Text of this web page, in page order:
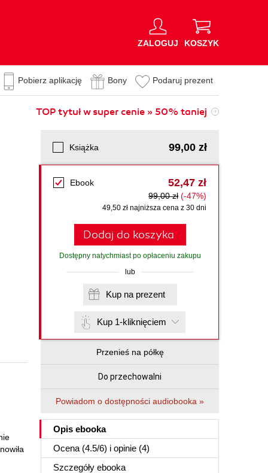
ZALOGUJ KOSZYK
Pobierz aplikację Bony Podaruj prezent
TOP tytuł w super cenie » 50% taniej
Książka 99,00 zł
Ebook 52,47 zł
99,00 zł (-47%)
49,50 zł najniższa cena z 30 dni
Dodaj do koszyka
Dostępny natychmiast po opłaceniu zakupu
lub
Kup na prezent
Kup 1-kliknięciem
Przenieś na półkę
Do przechowalni
Powiadom o dostępności audiobooka »
Opis ebooka
Ocena (4.5/6) i opinie (4)
Szczegóły ebooka